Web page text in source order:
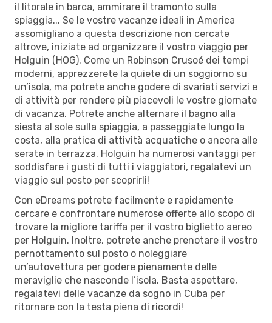
il litorale in barca, ammirare il tramonto sulla
spiaggia... Se le vostre vacanze ideali in America
assomigliano a questa descrizione non cercate
altrove, iniziate ad organizzare il vostro viaggio per
Holguin (HOG). Come un Robinson Crusoé dei tempi
moderni, apprezzerete la quiete di un soggiorno su
un’isola, ma potrete anche godere di svariati servizi e
di attività per rendere più piacevoli le vostre giornate
di vacanza. Potrete anche alternare il bagno alla
siesta al sole sulla spiaggia, a passeggiate lungo la
costa, alla pratica di attività acquatiche o ancora alle
serate in terrazza. Holguin ha numerosi vantaggi per
soddisfare i gusti di tutti i viaggiatori, regalatevi un
viaggio sul posto per scoprirli!
Con eDreams potrete facilmente e rapidamente
cercare e confrontare numerose offerte allo scopo di
trovare la migliore tariffa per il vostro biglietto aereo
per Holguin. Inoltre, potrete anche prenotare il vostro
pernottamento sul posto o noleggiare
un’autovettura per godere pienamente delle
meraviglie che nasconde l’isola. Basta aspettare,
regalatevi delle vacanze da sogno in Cuba per
ritornare con la testa piena di ricordi!